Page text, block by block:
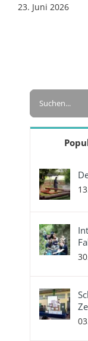
23. Juni 2026
Suche